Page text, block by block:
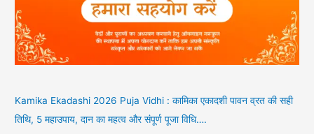
Kamika Ekadashi 2026 Puja Vidhi : कामिका एकादशी पावन व्रत की सही
तिथि, 5 महाउपाय, दान का महत्व और संपूर्ण पूजा विधि….